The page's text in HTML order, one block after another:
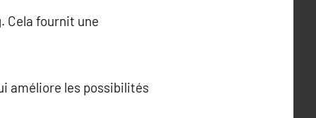
Cela fournit une
améliore les possibilités